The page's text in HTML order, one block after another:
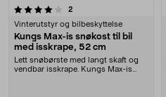
2anmeldelser
Vinterutstyr og bilbeskyttelse
Kungs Max-is snøkost til bil
med isskrape, 52 cm
Lett snøbørste med langt skaft og
vendbar isskrape. Kungs Max-is
0.0 av 5 stjerner